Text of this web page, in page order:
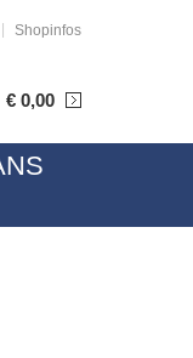
Shopinfos
€ 0,00